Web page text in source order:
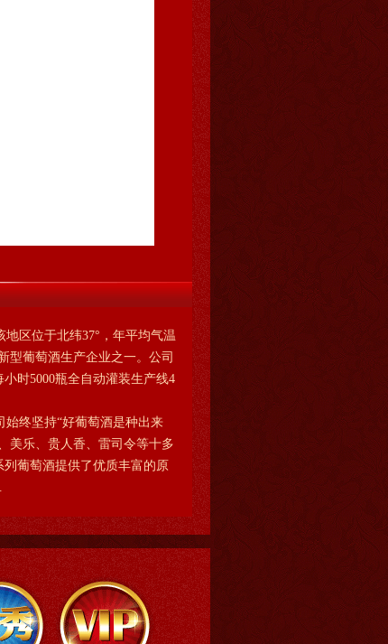
区位于北纬37°，年平均气温
型葡萄酒生产企业之一。公司
时5000瓶全自动灌装生产线4
终坚持“好葡萄酒是种出来
美乐、贵人香、雷司令等十多
葡萄酒提供了优质丰富的原